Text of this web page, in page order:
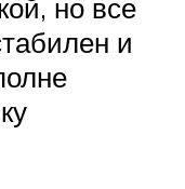
но все
и